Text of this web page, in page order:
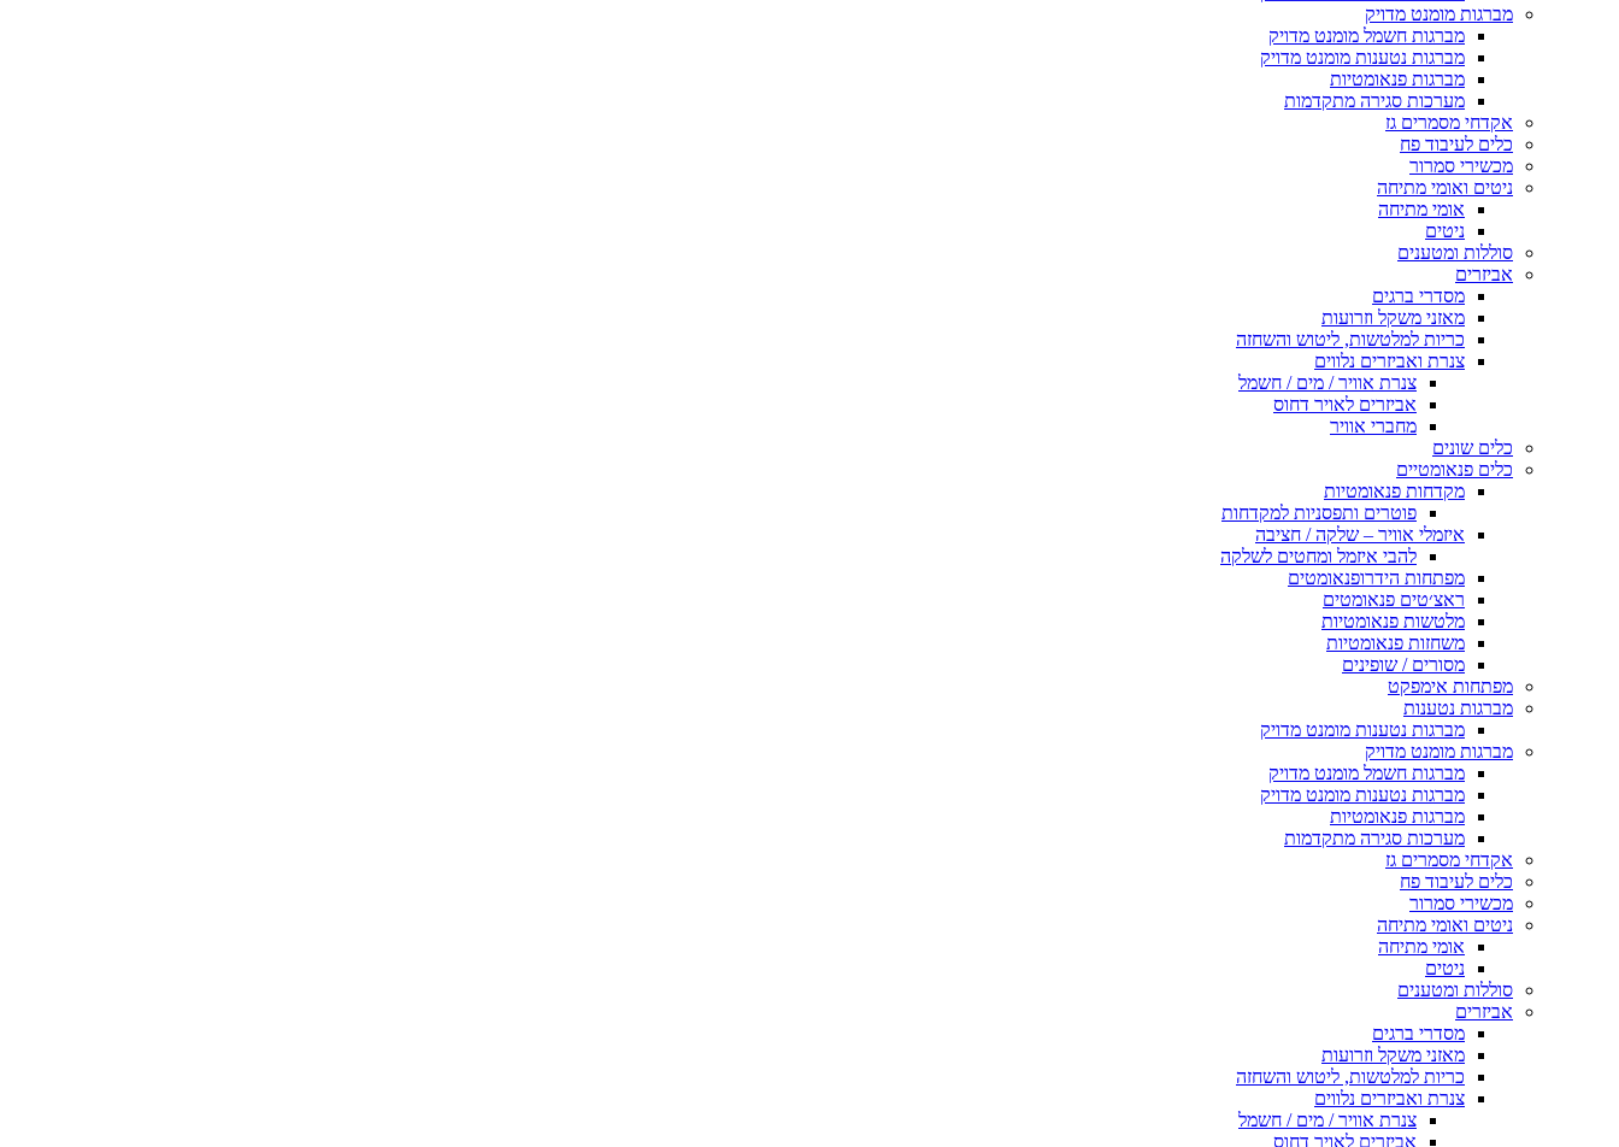
מברגות מומנט מדויק
מברגות חשמל מומנט מדויק
מברגות נטענות מומנט מדויק
מברגות פנאומטיות
מערכות סגירה מתקדמות
אקדחי מסמרים גז
כלים לעיבוד פח
מכשירי סמרור
ניטים ואומי מתיחה
אומי מתיחה
ניטים
סוללות ומטענים
אביזרים
מסדרי ברגים
מאזני משקל וזרועות
כריות למלטשות, ליטוש והשחזה
צנרת ואביזרים נלווים
צנרת אוויר / מים / חשמל
אביזרים לאויר דחוס
מחברי אוויר
כלים שונים
כלים פנאומטיים
מקדחות פנאומטיות
פוטרים ותפסניות למקדחות
איזמלי אוויר – שלקה / חציבה
להבי איזמל ומחטים לשלקה
מפתחות הידרופנאומטים
ראצ׳טים פנאומטים
מלטשות פנאומטיות
משחזות פנאומטיות
מסורים / שופינים
מפתחות אימפקט
מברגות נטענות
מברגות נטענות מומנט מדויק
מברגות מומנט מדויק
מברגות חשמל מומנט מדויק
מברגות נטענות מומנט מדויק
מברגות פנאומטיות
מערכות סגירה מתקדמות
אקדחי מסמרים גז
כלים לעיבוד פח
מכשירי סמרור
ניטים ואומי מתיחה
אומי מתיחה
ניטים
סוללות ומטענים
אביזרים
מסדרי ברגים
מאזני משקל וזרועות
כריות למלטשות, ליטוש והשחזה
צנרת ואביזרים נלווים
צנרת אוויר / מים / חשמל
אביזרים לאויר דחוס